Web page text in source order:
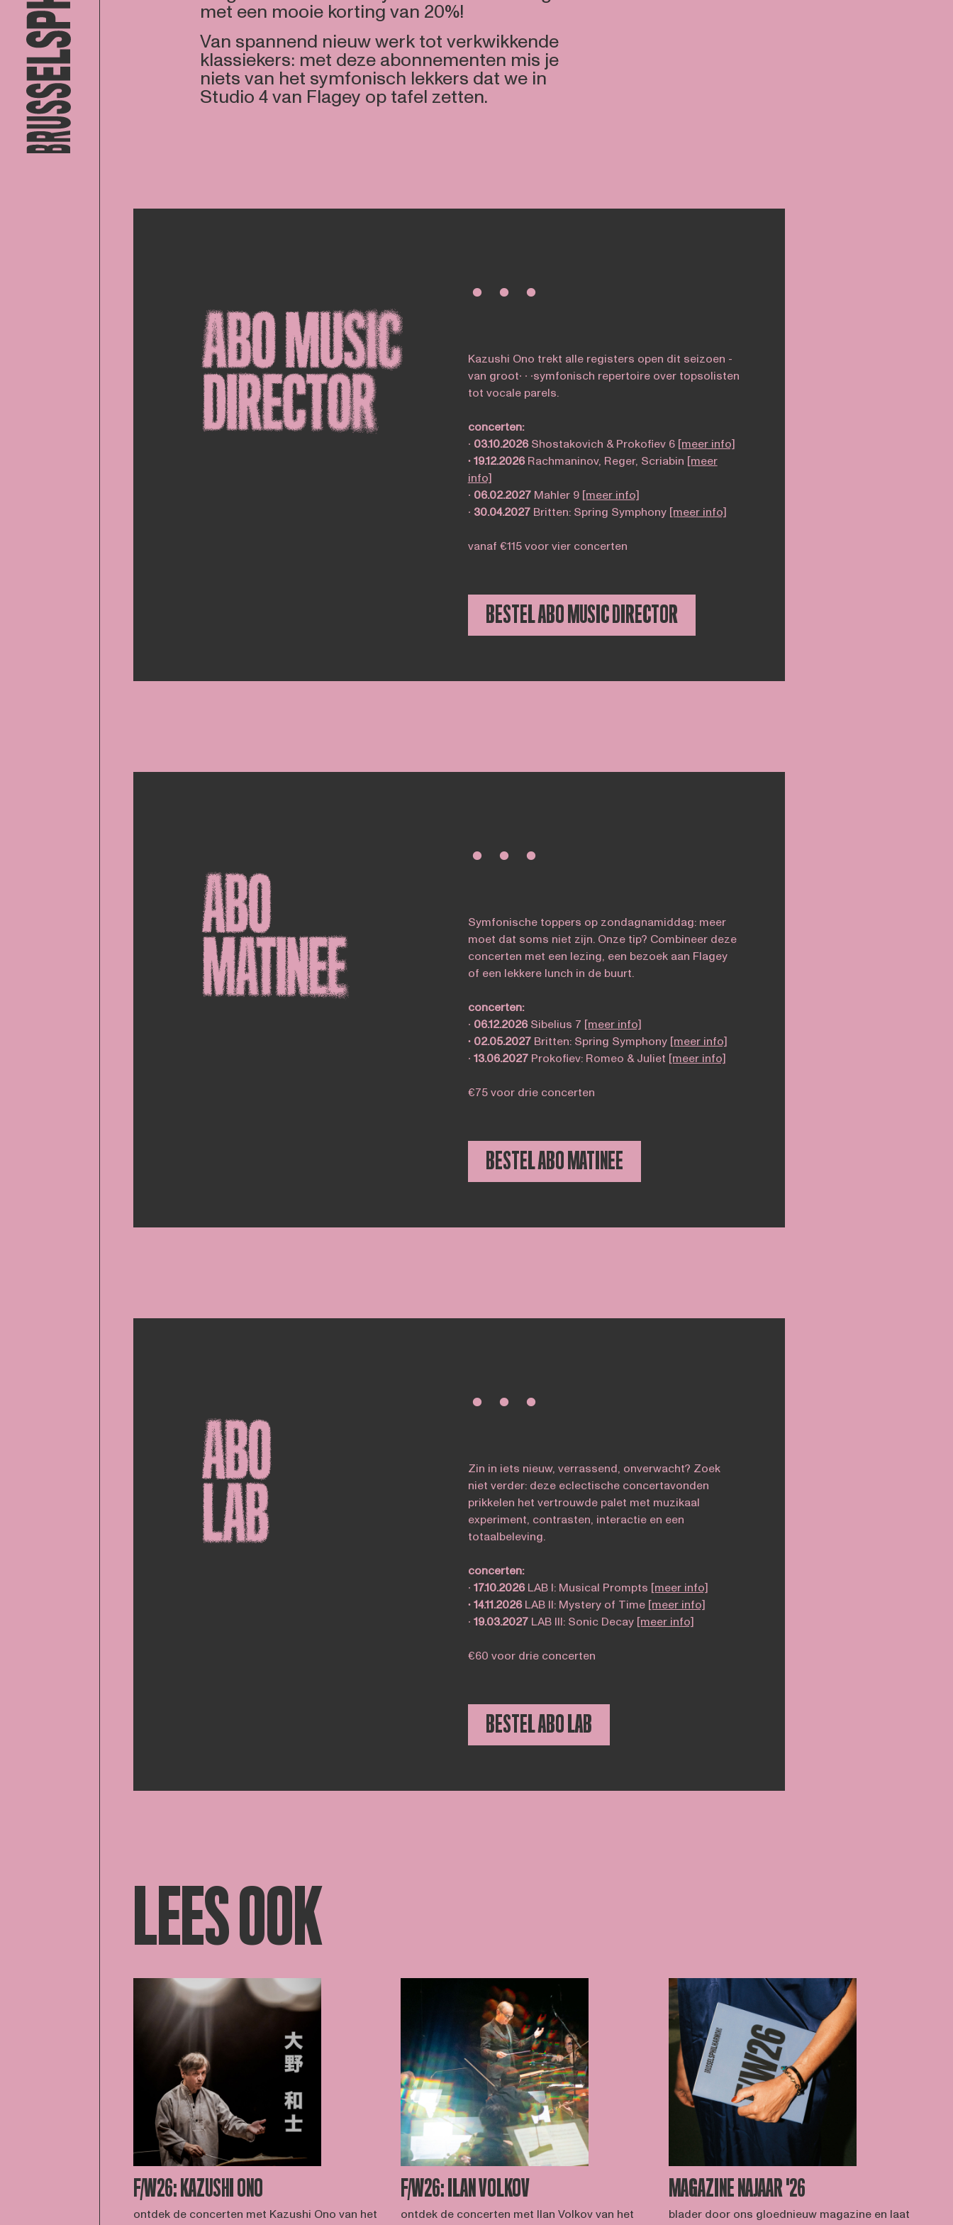
met een mooie korting van 20%!
Van spannend nieuw werk tot verkwikkende
klassiekers: met deze abonnementen mis je
niets van het symfonisch lekkers dat we in
Studio 4 van Flagey op tafel zetten.
∙ ∙ ∙
Kazushi Ono trekt alle registers open dit seizoen -
van groot∙ ∙ ∙symfonisch repertoire over topsolisten
tot vocale parels.
concerten:
∙ 03.10.2026Shostakovich & Prokofiev 6 [meer info]
∙19.12.2026Rachmaninov, Reger, Scriabin [meer
info]
∙ 06.02.2027 Mahler 9 [meer info]
∙ 30.04.2027 Britten: Spring Symphony [meer info]
vanaf €115 voor vier concerten
BESTEL ABO MUSIC DIRECTOR
∙ ∙ ∙
Symfonische toppers op zondagnamiddag: meer
moet dat soms niet zijn. Onze tip? Combineer deze
concerten met een lezing, een bezoek aan Flagey
of een lekkere lunch in de buurt.
concerten:
∙ 06.12.2026Sibelius 7 [meer info]
∙ 02.05.2027 Britten: Spring Symphony [meer info]
∙ 13.06.2027Prokofiev: Romeo & Juliet [meer info]
€75 voor drie concerten
BESTEL ABO MATINEE
∙ ∙ ∙
Zin in iets nieuw, verrassend, onverwacht? Zoek
niet verder: deze eclectische concertavonden
prikkelen het vertrouwde palet met muzikaal
experiment, contrasten, interactie en een
totaalbeleving.
concerten:
∙ 17.10.2026LAB I: Musical Prompts [meer info]
∙ 14.11.2026LAB II: Mystery of Time [meer info]
∙ 19.03.2027 LAB III: Sonic Decay [meer info]
€60 voor drie concerten
BESTEL ABO LAB
LEES OOK
F/W26: KAZUSHI ONO
ontdek de concerten met Kazushi Ono van het
F/W26: ILAN VOLKOV
ontdek de concerten met Ilan Volkov van het
MAGAZINE NAJAAR '26
blader door ons gloednieuw magazine en laat